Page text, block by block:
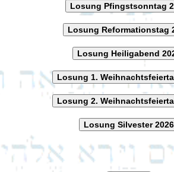
Losung Pfingstsonntag
Losung Reformationstag
Losung Heiligabend
Losung 1.
Losung 2.
Losung Silvester 2026